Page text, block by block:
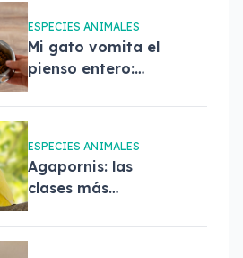
ESPECIES ANIMALES
Mi gato vomita el
pienso entero:
tratamiento y
preocuparse
ESPECIES ANIMALES
Agapornis: las
clases más